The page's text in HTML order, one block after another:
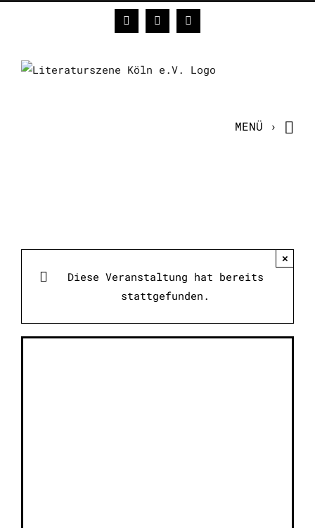
FacebookInstagram
E-
Mail
Diese Veranstaltung hat bereits
stattgefunden.
×